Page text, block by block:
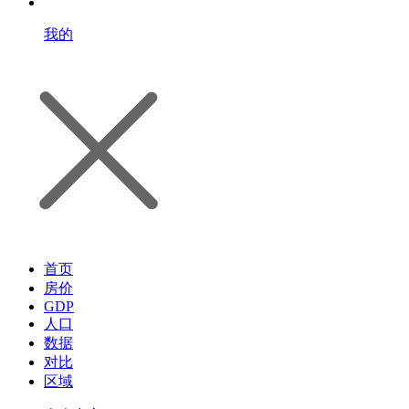
我的
首页
房价
GDP
人口
数据
对比
区域